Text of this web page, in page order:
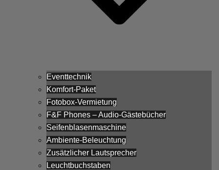
Eventtechnik
Komfort-Paket
Fotobox-Vermietung
F&F Phones – Audio-Gästebücher
Seifenblasenmaschine
Ambiente-Beleuchtung
Zusätzlicher Lautsprecher
Leuchtbuchstaben